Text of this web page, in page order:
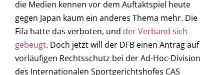
die Medien kennen vor dem Auftaktspiel heute
gegen Japan kaum ein anderes Thema mehr. Die
Fifa hatte das verboten, und der Verband sich
gebeugt. Doch jetzt will der DFB einen Antrag auf
vorläufigen Rechtsschutz bei der Ad-Hoc-Division
des Internationalen Sportgerichtshofes CAS